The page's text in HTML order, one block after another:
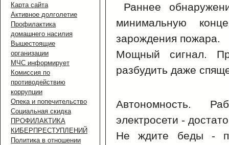
Карта сайта
Активное долголетие
Профилактика
домашнего насилия
Вышестоящие
организации
МЧС информирует
Комиссия по
противодействию
коррупции
Опека и попечительство
Социальная скидка
ПРОФИЛАКТИКА
КИБЕРПРЕСТУПЛЕНИЙ
Политика в отношении
Раннее
минимальную
зарождения пожара.
Мощный сигнал.
разбудить даже
Автономность.
электросети -
Не ждите беды -